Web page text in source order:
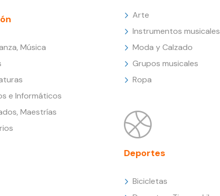
Música
e Informáticos
Maestrías
Arte
Instrumentos musicales
Moda y Calzado
Grupos musicales
Ropa
Deportes
Bicicletas